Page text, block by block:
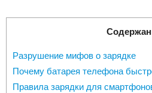
Разрушение мифов о зарядке
Почему батарея телефона
Правила зарядки для